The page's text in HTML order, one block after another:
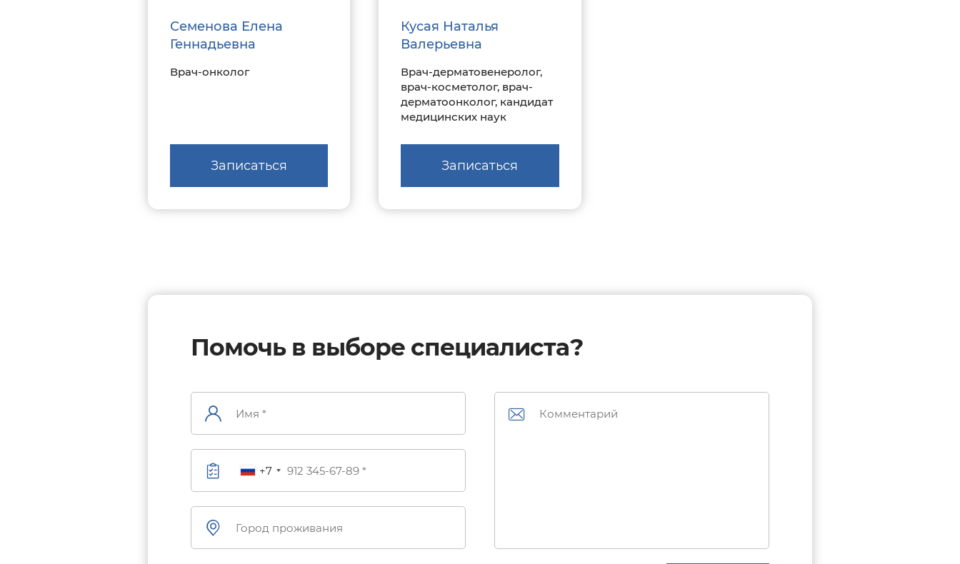
Семенова Елена
Геннадьевна
Врач-онколог
Записаться
Кусая Наталья
Валерьевна
Врач-дерматовенеролог,
врач-косметолог, врач-
дерматоонколог, кандидат
медицинских наук
Записаться
Помочь в выборе специалиста?
+7